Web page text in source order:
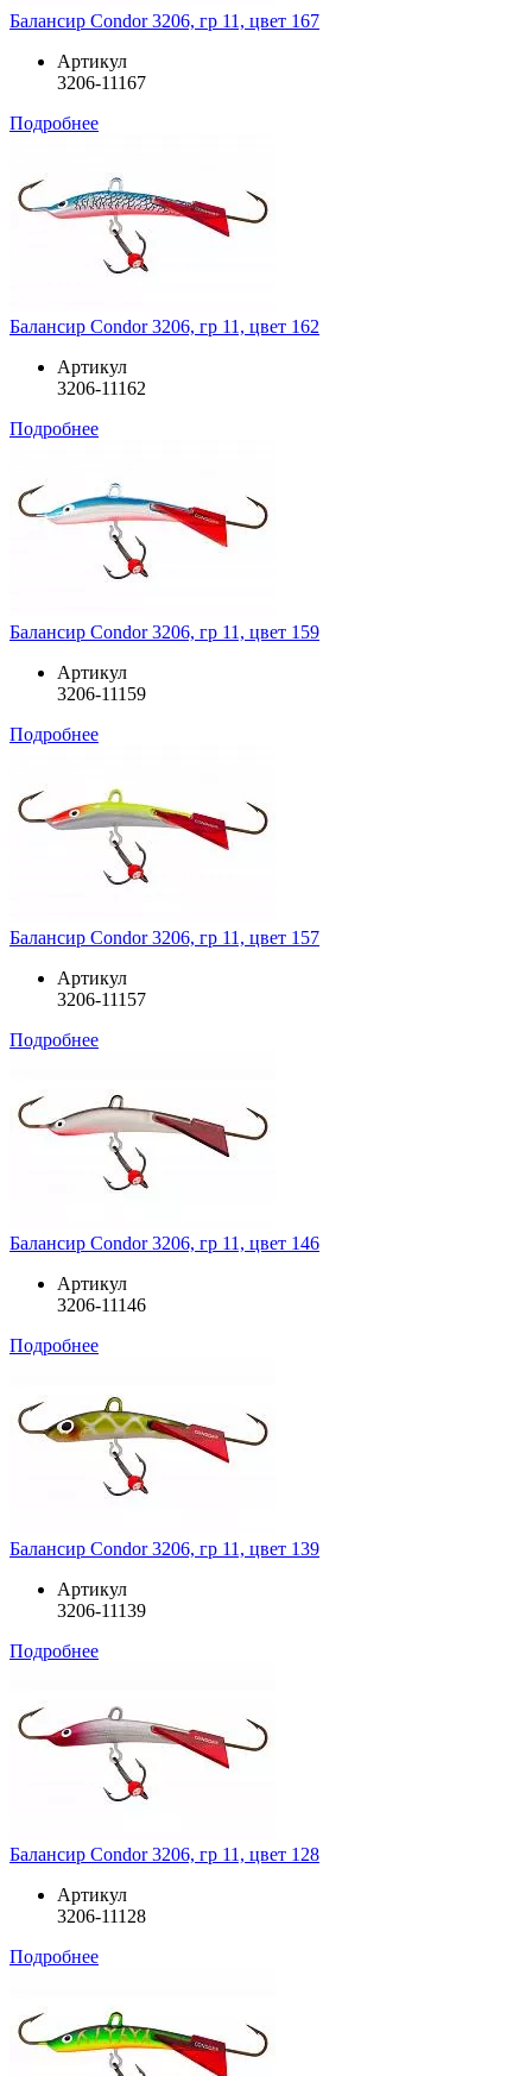
Балансир Condor 3206, гр 11, цвет 167
Артикул
3206-11167
Подробнее
Балансир Condor 3206, гр 11, цвет 162
Артикул
3206-11162
Подробнее
Балансир Condor 3206, гр 11, цвет 159
Артикул
3206-11159
Подробнее
Балансир Condor 3206, гр 11, цвет 157
Артикул
3206-11157
Подробнее
Балансир Condor 3206, гр 11, цвет 146
Артикул
3206-11146
Подробнее
Балансир Condor 3206, гр 11, цвет 139
Артикул
3206-11139
Подробнее
Балансир Condor 3206, гр 11, цвет 128
Артикул
3206-11128
Подробнее